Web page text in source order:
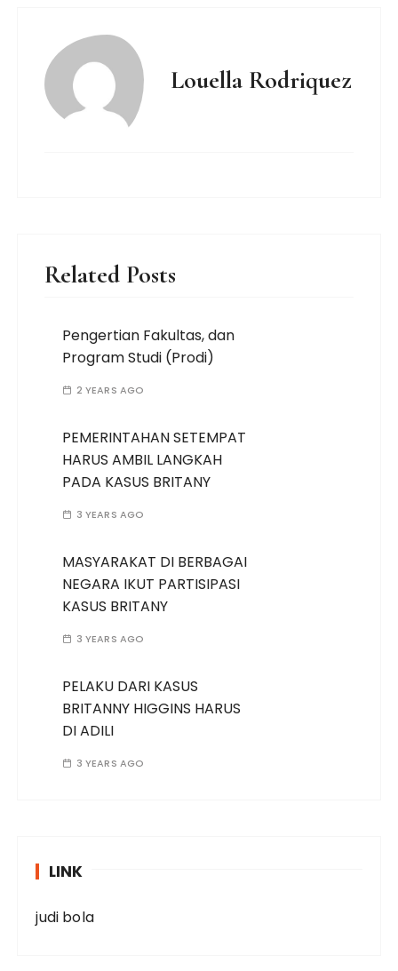
Louella Rodriquez
Related Posts
Pengertian Fakultas, dan
Program Studi (Prodi)
2 YEARS AGO
PEMERINTAHAN SETEMPAT
HARUS AMBIL LANGKAH
PADA KASUS BRITANY
3 YEARS AGO
MASYARAKAT DI BERBAGAI
NEGARA IKUT PARTISIPASI
KASUS BRITANY
3 YEARS AGO
PELAKU DARI KASUS
BRITANNY HIGGINS HARUS
DI ADILI
3 YEARS AGO
LINK
judi bola